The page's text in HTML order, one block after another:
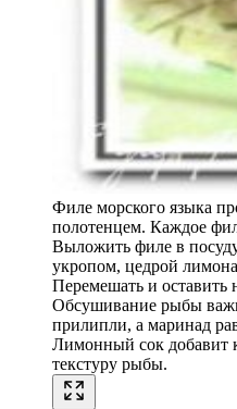
Филе морского языка
полотенцем. Каждое
Выложить филе в
укропом, цедрой
Перемешать и оставить
Обсушивание рыбы
прилипли, а маринад
Лимонный сок добавит
текстуру рыбы.